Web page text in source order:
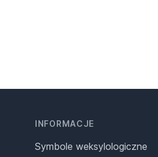
INFORMACJE
Symbole weksylologiczne